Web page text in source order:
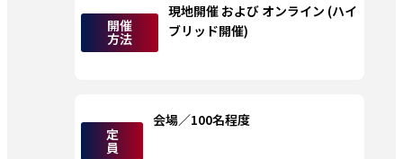
開催
方法
現地開催 および オンライン (ハイ
ブリッド開催)
定
員
会場／100名程度